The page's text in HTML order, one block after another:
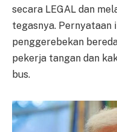
secara LEGAL dan
tegasnya. Pernyataan
penggerebekan
pekerja tangan dan
bus.